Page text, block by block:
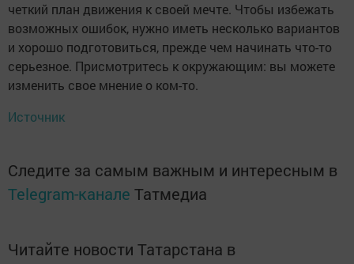
четкий план движения к своей мечте. Чтобы избежать
возможных ошибок, нужно иметь несколько вариантов
и хорошо подготовиться, прежде чем начинать что-то
серьезное. Присмотритесь к окружающим: вы можете
изменить свое мнение о ком-то.
Источник
Следите за самым важным и интересным в
Telegram-канале Татмедиа
Читайте новости Татарстана в